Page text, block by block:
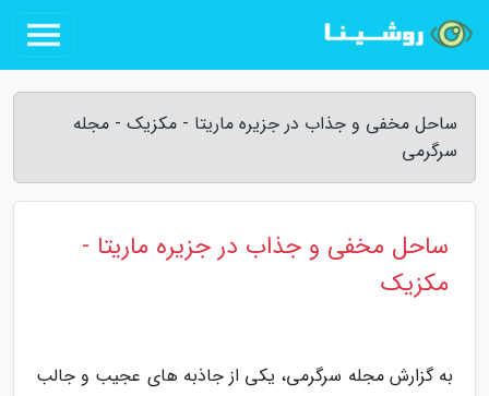
ساحل مخفی و جذاب در جزیره ماریتا - مکزیک - مجله
سرگرمی
ساحل مخفی و جذاب در جزیره ماریتا -
مکزیک
به گزارش مجله سرگرمی، یکی از جاذبه های عجیب و جالب